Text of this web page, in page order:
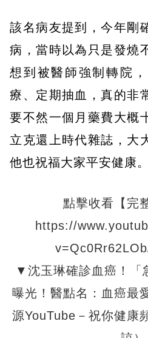
該名病友提到，今年剛
病，當時以為只是發燒
想到被醫師強制轉院
療、定期抽血，真的非
要不然一個月藥費大概
立克還上時代雜誌，大
他也祝福大家平安健康。
點擊收看【完
https://
▼沈玉琳確診血癌！「
曝光！醫點名：血癌最
源YouTube－祝你健康